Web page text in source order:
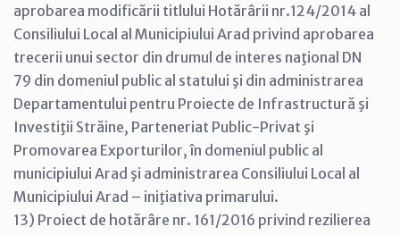
aprobarea modificării titlului Hotărârii nr.124/2014 al
Consiliului Local al Municipiului Arad privind aprobarea
trecerii unui sector din drumul de interes naţional DN
79 din domeniul public al statului şi din administrarea
Departamentului pentru Proiecte de Infrastructură şi
Investiţii Străine, Parteneriat Public-Privat şi
Promovarea Exporturilor, în domeniul public al
municipiului Arad şi administrarea Consiliului Local al
Municipiului Arad – iniţiativa primarului.
13) Proiect de hotărâre nr. 161/2016 privind rezilierea